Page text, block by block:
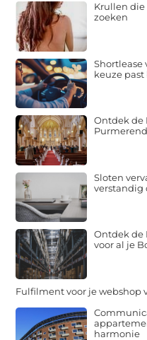
Krullen
zoeken
Shortlease
keuze
Ontdek de
Purmerend
Sloten
verstandig
Ontdek de
voor al je
Fulfilment voor je webshop
harmonie